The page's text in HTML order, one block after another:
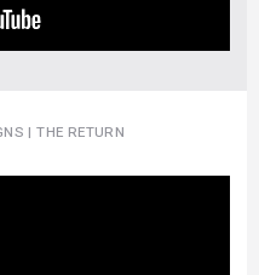
| THE RETURN